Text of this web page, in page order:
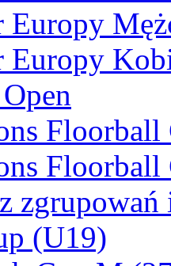
Europy
Europy
Floorball
Floorball
(U19)